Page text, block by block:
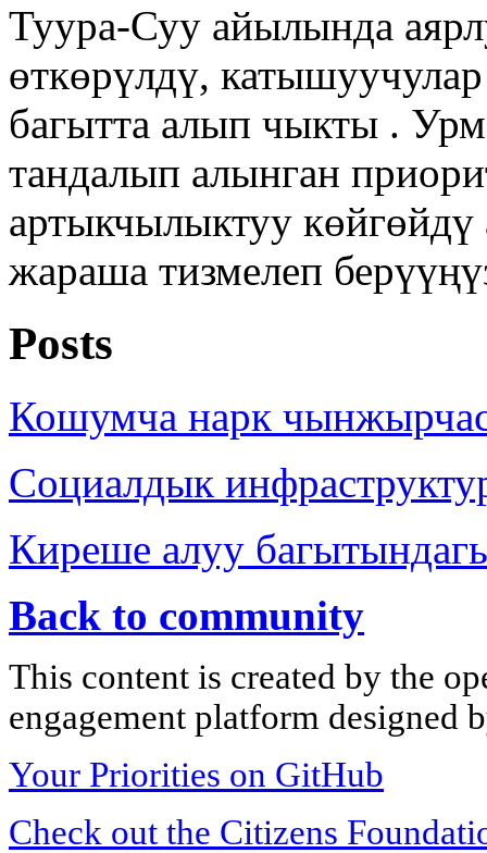
Туура-Суу айылында
өткөрүлдү,
багытта алып чыкты .
тандалып алынган
артыкчылыктуу көйгөйдү
жараша тизмелеп
Posts
Кошумча нарк
Социалдык
Киреше алуу
Back to community
This content is created by the
engagement platform designed
Your Priorities on GitHub
Check out the Citizens